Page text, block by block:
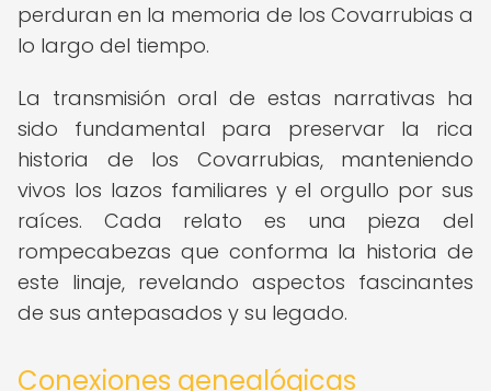
perduran en la memoria de los Covarrubias a
lo largo del tiempo.
La transmisión oral de estas narrativas ha
sido fundamental para preservar la rica
historia de los Covarrubias, manteniendo
vivos los lazos familiares y el orgullo por sus
raíces. Cada relato es una pieza del
rompecabezas que conforma la historia de
este linaje, revelando aspectos fascinantes
de sus antepasados y su legado.
Conexiones genealógicas